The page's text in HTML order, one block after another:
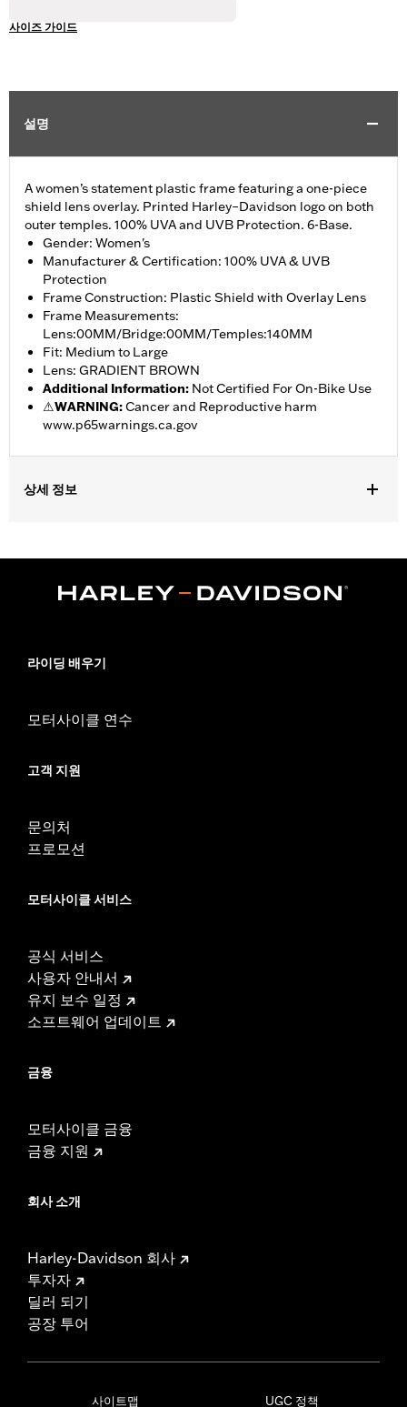
사이즈 가이드
설명
A women’s statement plastic frame featuring a one-piece
shield lens overlay. Printed Harley–Davidson logo on both
outer temples. 100% UVA and UVB Protection. 6-Base.
Gender: Women's
Manufacturer & Certification: 100% UVA & UVB
Protection
Frame Construction: Plastic Shield with Overlay Lens
Frame Measurements:
Lens:00MM/Bridge:00MM/Temples:140MM
Fit: Medium to Large
Lens: GRADIENT BROWN
Additional Information: Not Certified For On-Bike Use
⚠WARNING:Cancer and Reproductive harm
www.p65warnings.ca.gov
상세 정보
Lens Color:Bronze Flash
Functional Features:UV Protection
라이딩 배우기
모터사이클 연수
고객 지원
문의처
프로모션
모터사이클 서비스
공식 서비스
사용자 안내서
유지 보수 일정
소프트웨어 업데이트
금융
모터사이클 금융
금융 지원
회사 소개
Harley-Davidson 회사
투자자
딜러 되기
공장 투어
사이트맵 UGC 정책